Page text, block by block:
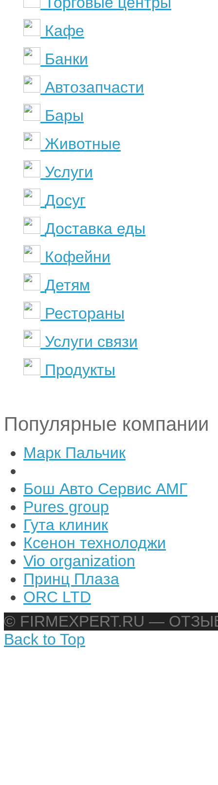
Кафе
Банки
Автозапчасти
Бары
Животные
Услуги
Досуг
Доставка еды
Кофейни
Детям
Рестораны
Услуги связи
Продукты
Популярные компании
Марк Пальчик
Бош Авто Сервис АМГ
Pures group
Гута клиник
Ксенон технолоджи
Vio organization
Принц Плаза
ORC LTD
© FIRMEXPERT.RU —
Back to Top